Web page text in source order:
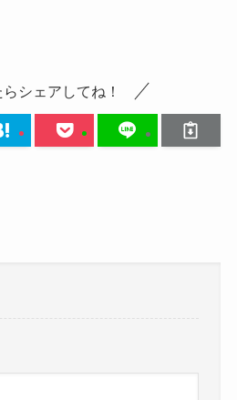
なるところなので、詳しく
？
報は出ていませんでした！
シェアしてね！